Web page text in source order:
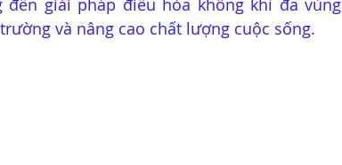
giải pháp điều hòa không khí đa vùng
và nâng cao chất lượng cuộc sống.